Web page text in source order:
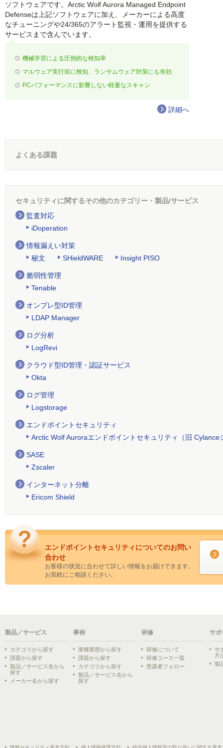
ソフトウェアです。Arctic Wolf Aurora Managed Endpoint
Defenseは上記ソフトウェアに加え、メーカーによる高度
なチューニングや24/365のアラート監視・運用を提供する
サービスまで含んでいます。
機械学習による圧倒的な検知率
マルウェア実行前に検知、ランサムウェア対策にも有効
PCパフォーマンスに影響しない軽量なスキャン
詳細へ
よくある課題
セキュリティに関するその他のカテゴリー・製品/サービス
監査対応
iDoperation
情報漏えい対策
秘文
SHieldWARE Insight PISO
脆弱性管理
Tenable
オンプレ型ID管理
LDAP Manager
ログ分析
LogRevi
クラウド型ID管理・認証サービス
Okta
ログ管理
Logstorage
エンドポイントセキュリティ
Arctic Wolf Auroraエンドポイントセキュリティ（旧 Cylance
SASE
Zscaler
インターネット分離
Ericom Shield
エンドポイントセキュリティについてのお問い
合わせ
お客様の状況に合わせて詳しい情報をお届けできます。
お気軽にご相談ください。
製品／サービス
カテゴリから探す
課題から探す
製品／サービス名から
探す
メーカー名から探す
事例
業種業態から探す
課題から探す
カテゴリから探す
製品／サービス名から
探す
研修
研修について
研修コース一覧
受講者フォロー
サポ
サ
方
製